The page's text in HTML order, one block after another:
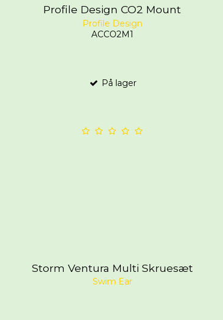
Profile Design CO2 Mount
Profile Design
ACCO2M1
På lager
Storm Ventura Multi Skruesæt
Swim Ear